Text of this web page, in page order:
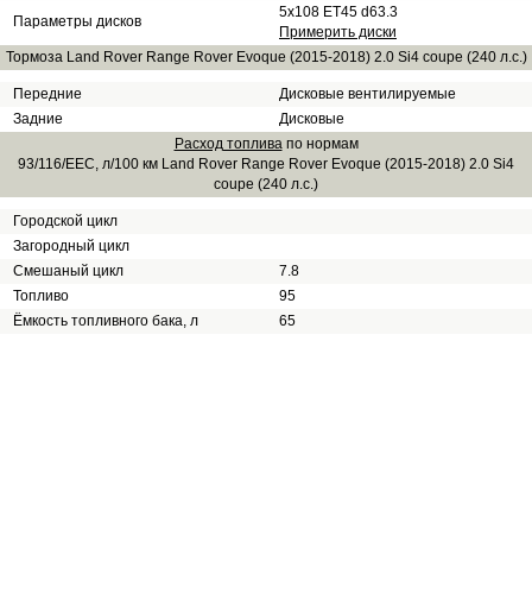
Параметры дисков
5x108 ET45 d63.3
Примерить диски
Тормоза Land Rover Range Rover Evoque (2015-2018) 2.0 Si4 coupe (240 л.с.)
Передние
Дисковые вентилируемые
Задние
Дисковые
Расход топливапо нормам
93/116/EEC, л/100 км Land Rover Range Rover Evoque (2015-2018) 2.0 Si4
coupe (240 л.с.)
Городской цикл
Загородный цикл
Смешаный цикл
7.8
Топливо
95
Ёмкость топливного бака, л
65